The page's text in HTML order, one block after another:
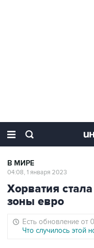
В МИРЕ
04:08, 1 января 2023
Хорватия
зоны евро
Есть обновление от
Что случилось этой